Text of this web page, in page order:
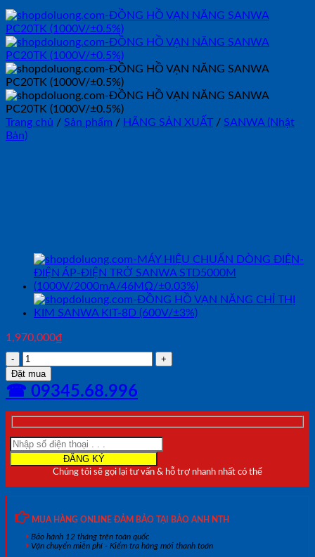
Trang chủ / Sản phẩm / HÃNG SẢN XUẤT / SANWA (Nhật
Bản)
1,970,000₫
ĐỒNG
HỒ
VẠN
NĂNG
SANWA
PC20TK
(1000V/
±0.5%)
số
Đặt mua
☎ 09345.68.996
Chúng tôi sẽ gọi lại tư vấn & hỗ trợ nhanh nhất có thể
MUA HÀNG ONLINE ĐẢM BẢO TẠI BẢO ANH NTH
Bảo hành 12 tháng trên toàn quốc
Vận chuyển miễn phí - Kiểm tra hàng mới thanh toán